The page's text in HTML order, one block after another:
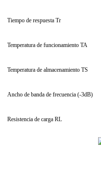
Tiempo de respuesta Tr
Temperatura de funcionamiento TA
Temperatura de almacenamiento TS
Ancho de banda de frecuencia (-3dB)
Resistencia de carga RL